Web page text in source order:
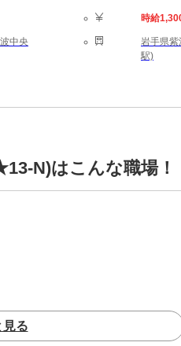
中央
時給
岩手県紫
駅)
N)はこんな職場！
見る